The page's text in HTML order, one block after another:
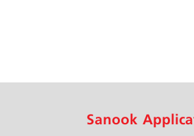
Sanook